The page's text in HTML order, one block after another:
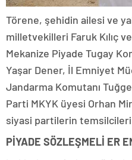
Törene, şehidin ailesi ve
milletvekilleri Faruk Kılıç
Mekanize Piyade Tugay
Yaşar Dener, İl Emniyet
Jandarma Komutanı
Parti MKYK üyesi Orhan
siyasi partilerin temsilcileri
PİYADE SÖZLEŞMELİ ER